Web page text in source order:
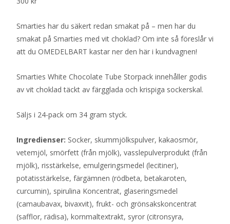
Smarties har du säkert redan smakat på – men har du
smakat på Smarties med vit choklad? Om inte så föreslår vi
att du OMEDELBART kastar ner den här i kundvagnen!
Smarties White Chocolate Tube Storpack innehåller godis
av vit choklad täckt av färgglada och krispiga sockerskal.
Säljs i 24-pack om 34 gram styck.
Ingredienser: Socker, skummjölkspulver, kakaosmör,
vetemjöl, smörfett (från mjölk), vasslepulverprodukt (från
mjölk), risstärkelse, emulgeringsmedel (lecitiner),
potatisstärkelse, färgämnen (rödbeta, betakaroten,
curcumin), spirulina Koncentrat, glaseringsmedel
(camaubavax, bivaxvit), frukt- och grönsakskoncentrat
(safflor, rädisa), kornmaltextrakt, syror (citronsyra,